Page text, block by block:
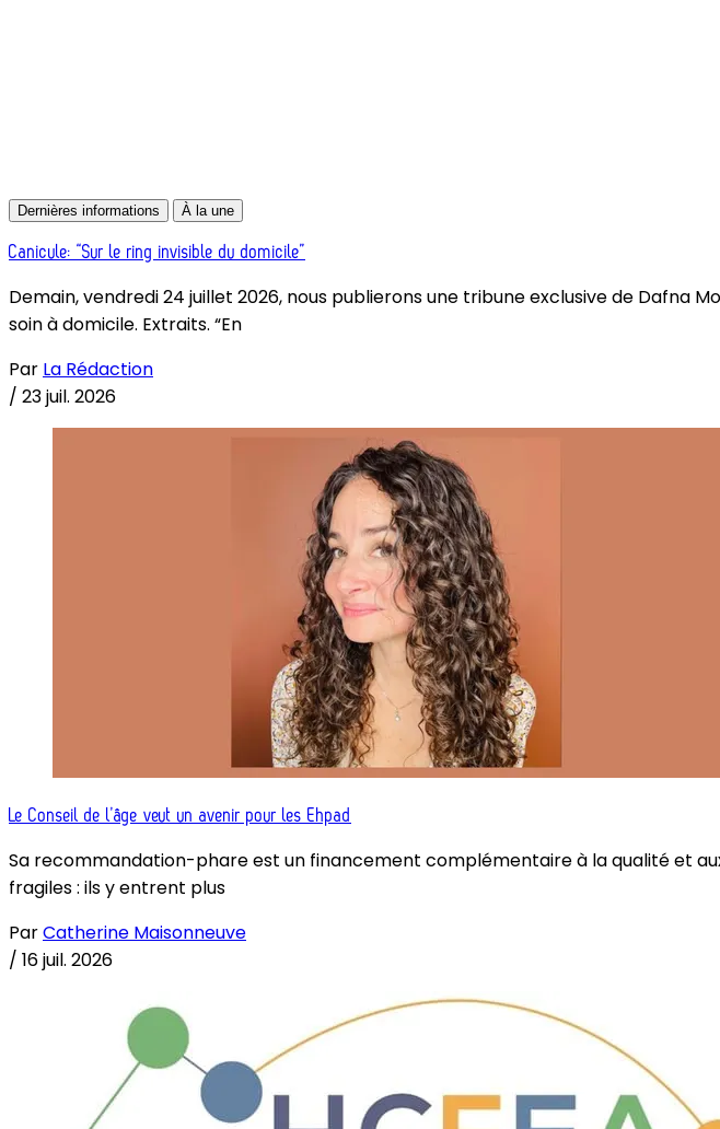
Dernières informations À la une
Canicule: “Sur le ring invisible du domicile”
Demain, vendredi 24 juillet 2026, nous publierons une tribune exclusive de Dafna
soin à domicile. Extraits. “En
Par La Rédaction
/ 23 juil. 2026
Le Conseil de l’âge veut un avenir pour les Ehpad
Sa recommandation-phare est un financement complémentaire à la qualité et
fragiles : ils y entrent plus
ParCatherine Maisonneuve
/ 16 juil. 2026